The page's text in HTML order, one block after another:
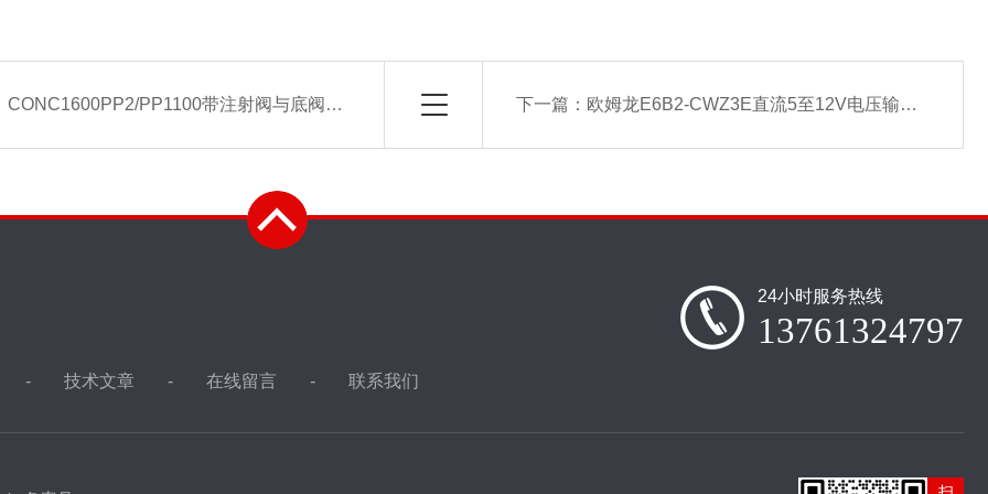
CONC1600PP2/PP1100带注射阀与底阀型ProMinent电磁计量泵 下一篇： 欧姆龙E6B2-CWZ3E直流5至12V电压输出OMRON增量式编码器
技术文章 在线留言 联系我们
24小时服务热线
13761324797